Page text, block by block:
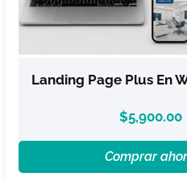
Landing Page Plus En
$5,900.00
Comprar